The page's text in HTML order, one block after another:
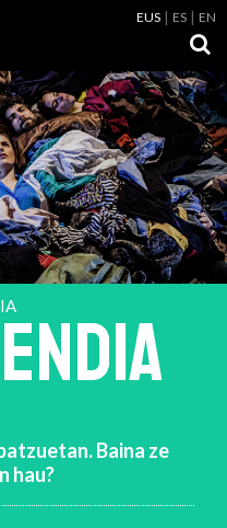
EUS ES EN
Baina ze
hau?